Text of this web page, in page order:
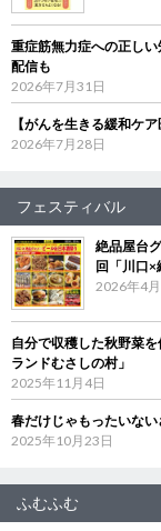
重症筋無力症への正し
配信も
2026年7月31日
【がんを生きる緩和ケ
2026年7月28日
フェスティバル
絶品屋台
回「川口
2026年4
自分で収穫した秋野菜
ランドむさしの村」
2025年11月4日
春だけじゃもったいな
2025年10月23日
ふむふむ